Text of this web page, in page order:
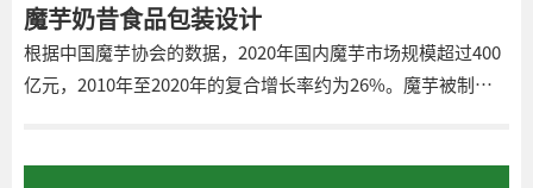
魔芋奶昔食品包装设计
根据中国魔芋协会的数据，2020年国内魔芋市场规模超过400
亿元，2010年至2020年的复合增长率约为26%。魔芋被制成